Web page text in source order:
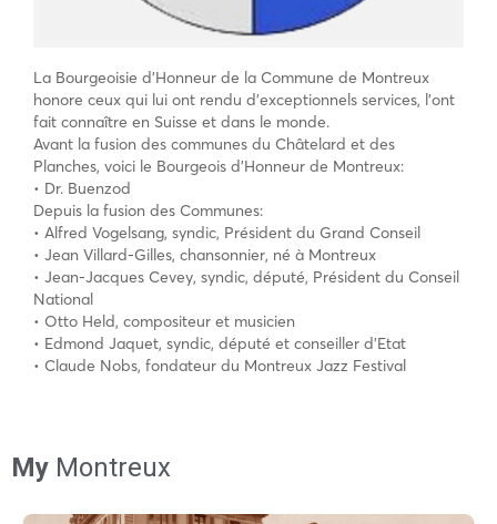
La Bourgeoisie d’Honneur de la Commune de Montreux
honore ceux qui lui ont rendu d’exceptionnels services, l’ont
fait connaître en Suisse et dans le monde.
Avant la fusion des communes du Châtelard et des
Planches, voici le Bourgeois d’Honneur de Montreux:
• Dr. Buenzod
Depuis la fusion des Communes:
• Alfred Vogelsang, syndic, Président du Grand Conseil
• Jean Villard-Gilles, chansonnier, né à Montreux
• Jean-Jacques Cevey, syndic, député, Président du Conseil
National
• Otto Held, compositeur et musicien
• Edmond Jaquet, syndic, député et conseiller d’Etat
• Claude Nobs, fondateur du Montreux Jazz Festival
My Montreux